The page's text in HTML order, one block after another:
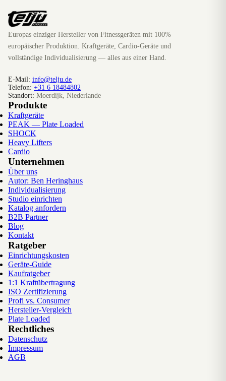
Mecklenburg-Vorpommern
Niedersachsen
Nordrhein-Westfalen
Berlin
Brandenburg
Sachsen-Anhalt
Hessen
Thüringen
Sachsen
Rheinland-Pfalz
Saarland
Baden-Württemberg
Bayern
Europas einziger Hersteller von Fitnessgeräten mit 100%
europäischer Produktion. Kraftgeräte, Cardio-Geräte und
vollständige Individualisierung — alles aus einer Hand.
E-Mail: info@telju.de
Telefon: +31 6 18484802
Standort: Moerdijk, Niederlande
Produkte
Kraftgeräte
PEAK — Plate Loaded
SHOCK
Heavy Lifters
Cardio
Unternehmen
Über uns
Autor: Ben Heringhaus
Individualisierung
Studio einrichten
Katalog anfordern
B2B Partner
Blog
Kontakt
Ratgeber
Einrichtungskosten
Geräte-Guide
Kaufratgeber
1:1 Kraftübertragung
ISO Zertifizierung
Profi vs. Consumer
Hersteller-Vergleich
Plate Loaded
Rechtliches
Datenschutz
Impressum
AGB